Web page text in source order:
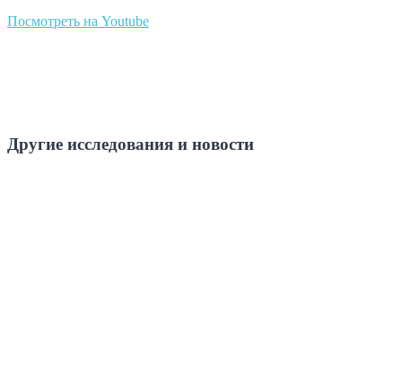
Посмотреть на Youtube
Другие исследования и новости